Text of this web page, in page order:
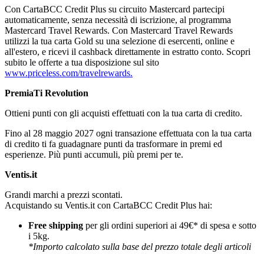
Con CartaBCC Credit Plus su circuito Mastercard partecipi
automaticamente, senza necessità di iscrizione, al programma
Mastercard Travel Rewards. Con Mastercard Travel Rewards
utilizzi la tua carta Gold su una selezione di esercenti, online e
all'estero, e ricevi il cashback direttamente in estratto conto. Scopri
subito le offerte a tua disposizione sul sito
www.priceless.com/travelrewards.
PremiaTi Revolution
Ottieni punti con gli acquisti effettuati con la tua carta di credito.
Fino al 28 maggio 2027 ogni transazione effettuata con la tua carta
di credito ti fa guadagnare punti da trasformare in premi ed
esperienze. Più punti accumuli, più premi per te.
Ventis.it
Grandi marchi a prezzi scontati.
Acquistando su Ventis.it con CartaBCC Credit Plus hai:
Free shipping per gli ordini superiori ai 49€* di spesa e sotto
i 5kg.
*Importo calcolato sulla base del prezzo totale degli articoli